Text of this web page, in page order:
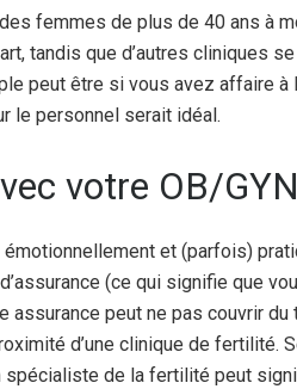
femmes de plus de 40 ans à
tandis que d’autres cliniques
peut être si vous avez affaire à
le personnel serait idéal.
votre OB/
et (parfois)
(ce qui signifie que
assurance peut ne pas couvrir
d’une clinique de fertilité.
de la fertilité peut